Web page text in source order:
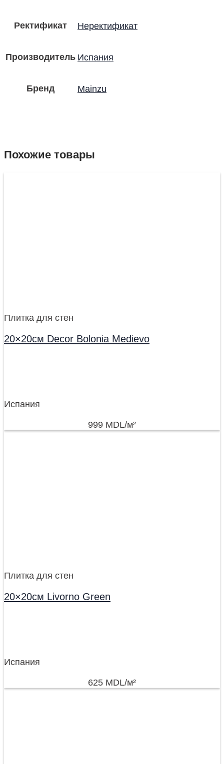
Ректификат Неректификат
Производитель Испания
Бренд Mainzu
Похожие товары
Плитка для стен
20×20см Decor Bolonia Medievo
Испания
999 MDL/м²
Плитка для стен
20×20см Livorno Green
Испания
625 MDL/м²